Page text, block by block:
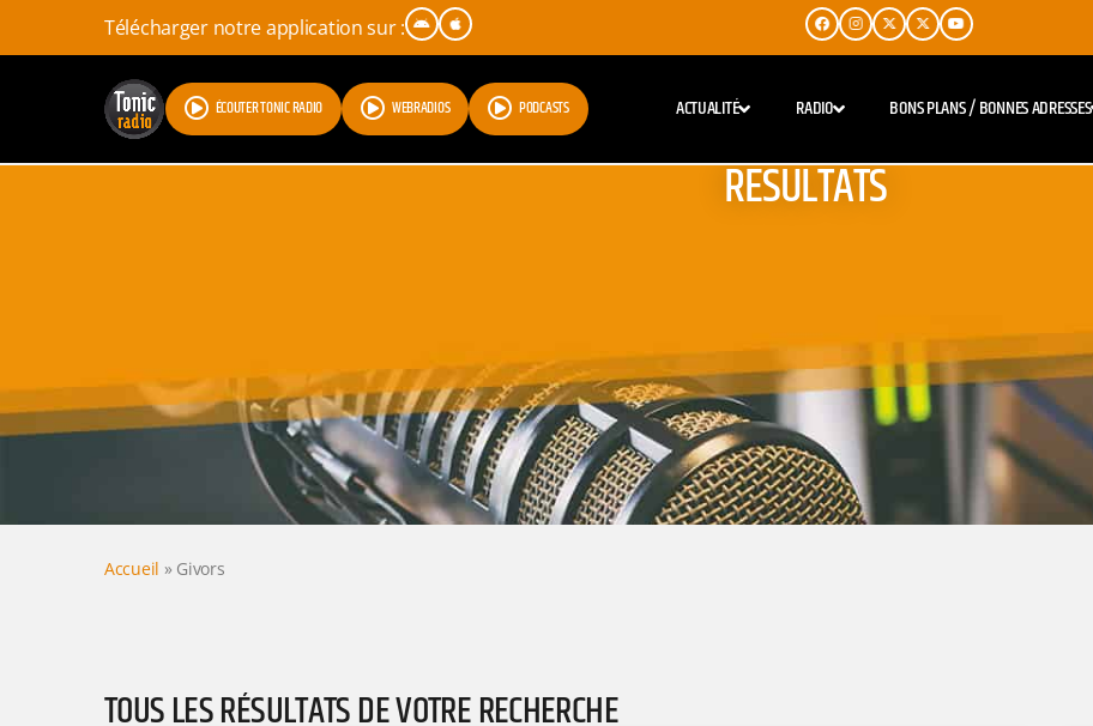
Télécharger notre application sur :
ÉCOUTER TONIC RADIO WEBRADIOS PODCASTS ACTUALITÉ RADIO BONS PLANS / BONNES ADRESSES
RESULTATS
Accueil » Givors
TOUS LES RÉSULTATS DE VOTRE RECHERCHE